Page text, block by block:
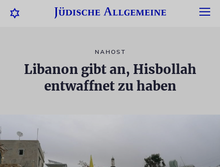
NAHOST
Libanon gibt an, Hisbollah
entwaffnet zu haben